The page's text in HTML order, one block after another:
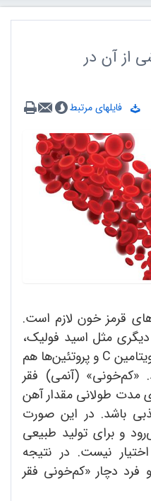
از آن در
فایلهای مرتبط
قرمز خون لازم است.
مثل اسید فولیک،
ویتامین B6‌، ویتامین B12‌، ویتامین C و پروتئین‌ها هم
«کم‌خونی» (آنمی) فقر
مدت طولانی مقدار آهن
باشد. در این صورت
و برای تولید طبیعی
نیست. در نتیجه
دچار «کم‌خونی فقر